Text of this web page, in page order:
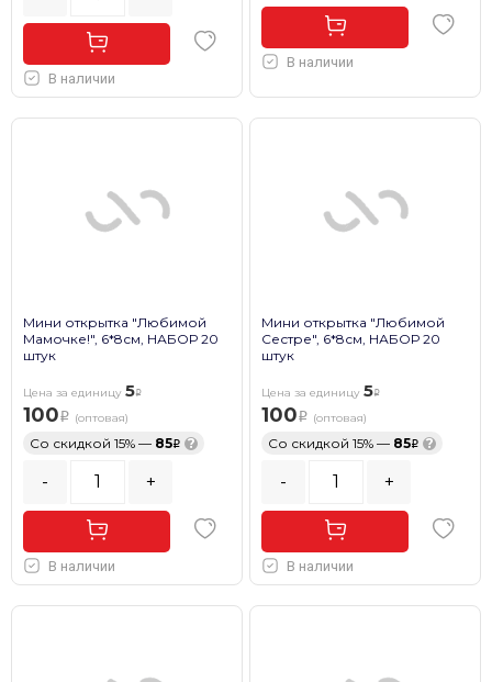
В наличии
В наличии
Мини открытка "Любимой
Мамочке!", 6*8см, НАБОР 20
штук
Цена за единицу 5
100 (оптовая)
Со скидкой 15% — 85 ?
- +
В наличии
Мини открытка "Любимой
Сестре", 6*8см, НАБОР 20
штук
Цена за единицу 5
100 (оптовая)
Со скидкой 15% — 85 ?
- +
В наличии